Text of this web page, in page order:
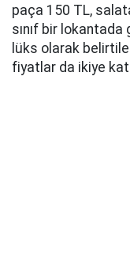
paça 150 TL,
sınıf bir lokantada
lüks olarak
fiyatlar da ikiye